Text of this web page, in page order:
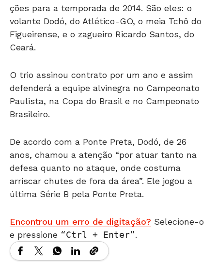
volante Dodó, do Atlético-GO, o meia Tchô do
Figueirense, e o zagueiro Ricardo Santos, do
Ceará.
defenderá a equipe alvinegra no Campeonato
Paulista, na Copa do Brasil e no Campeonato
Brasileiro.
anos, chamou a atenção “por atuar tanto na
defesa quanto no ataque, onde costuma
arriscar chutes de fora da área”. Ele jogou a
última Série B pela Ponte Preta.
e pressione Ctrl + Enter .
Matérias Relacionadas